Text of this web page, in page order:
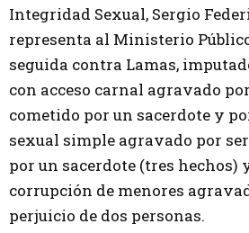
Integridad Sexual, Sergio
representa al Ministerio
seguida contra Lamas,
con acceso carnal agravado
cometido por un sacerdote y
sexual simple agravado por
por un sacerdote (tres hechos)
corrupción de menores
perjuicio de dos personas.